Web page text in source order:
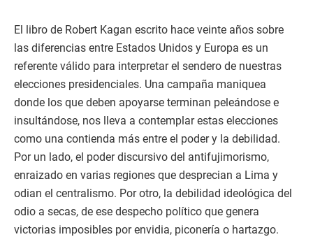
El libro de Robert Kagan escrito hace veinte años sobre
las diferencias entre Estados Unidos y Europa es un
referente válido para interpretar el sendero de nuestras
elecciones presidenciales. Una campaña maniquea
donde los que deben apoyarse terminan peleándose e
insultándose, nos lleva a contemplar estas elecciones
como una contienda más entre el poder y la debilidad.
Por un lado, el poder discursivo del antifujimorismo,
enraizado en varias regiones que desprecian a Lima y
odian el centralismo. Por otro, la debilidad ideológica del
odio a secas, de ese despecho político que genera
victorias imposibles por envidia, piconería o hartazgo.